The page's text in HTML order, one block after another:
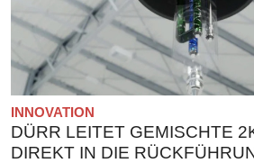
INNOVATION
DÜRR LEITET GEMISCHTE
DIREKT IN DIE